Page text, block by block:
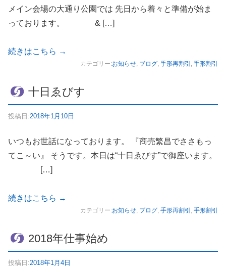
メイン会場の大通り公園では 先日から着々と準備が始ま
っております。 & […]
続きはこちら →
カテゴリー:お知らせ, ブログ, 手形再割引 , 手形割引
十日ゑびす
投稿日:2018年1月10日
いつもお世話になっております。 『商売繁昌でささもっ
てこ～い』 そうです。本日は“十日ゑびす”で御座います。
[…]
続きはこちら →
カテゴリー:お知らせ, ブログ, 手形再割引 , 手形割引
2018年仕事始め
投稿日:2018年1月4日